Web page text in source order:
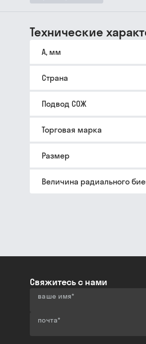
Технические
A, мм
Страна
Подвод СОЖ
Торговая марка
Размер
Величина радиального
Свяжитесь с нами
ваше имя*
почта*